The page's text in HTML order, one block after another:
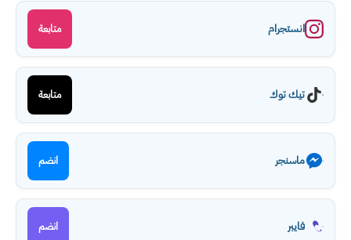
انستجرام متابعة
تيك توك متابعة
ماسنجر انضم
فايبر انضم